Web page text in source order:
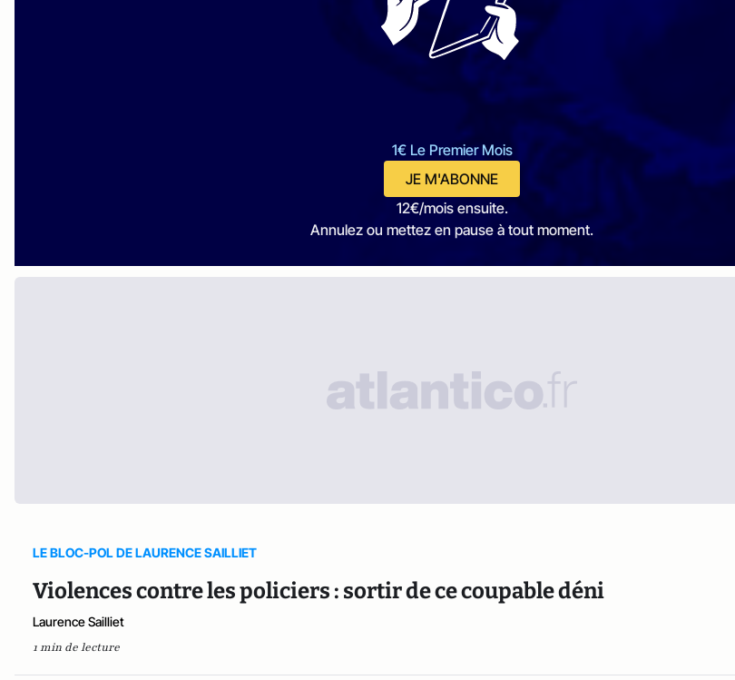
1€ Le Premier Mois
JE M'ABONNE
12€/mois ensuite.
Annulez ou mettez en pause à tout moment.
LE BLOC-POL DE LAURENCE SAILLIET
Violences contre les policiers : sortir de ce coupable déni
Laurence Sailliet
1 min de lecture